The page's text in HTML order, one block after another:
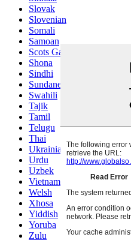
Slovak
Slovenian
Somali
Samoan
Scots Gaelic
Shona
Sindhi
Sundanese
Swahili
Tajik
Tamil
Telugu
Thai
Ukrainian
Urdu
Uzbek
Vietnamese
Welsh
Xhosa
Yiddish
Yoruba
Zulu